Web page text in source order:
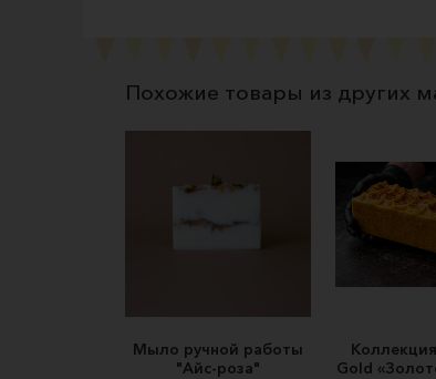
Похожие товары из других
Мыло ручной работы
"Айс-роза"
Gold